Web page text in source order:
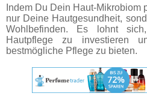
Indem Du Dein Haut-Mikrobiom
nur Deine Hautgesundheit,
Wohlbefinden. Es lohnt
Hautpflege zu investieren
bestmögliche Pflege zu bieten.